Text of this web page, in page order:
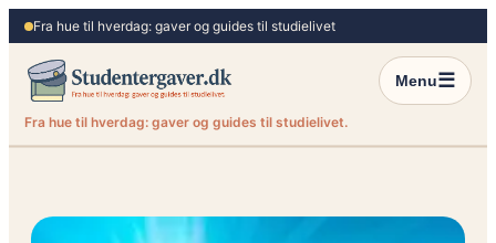
Spring
til
indhold
Fra hue til hverdag: gaver og guides til studielivet
Menu☰
Fra hue til hverdag: gaver og guides til studielivet.